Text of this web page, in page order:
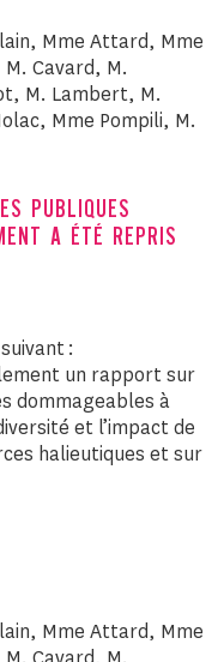
Mme Attard, Mme
Cavard, M.
M. Lambert, M.
Mme Pompili, M.
PUBLIQUES
A ÉTÉ REPRIS
:
un rapport sur
dommageables à
et l’impact de
halieutiques et sur
Mme Attard, Mme